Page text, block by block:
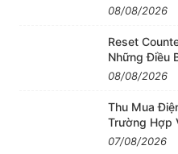
2. Bảo hành và đổi
chính hãng
Sản phẩm được bảo
Dùng thử MIỄN PHÍ
Đổi trả hoàn toàn miễn
08/08/2026
Reset
Những Điều
Hiện
08/08/2026
Thu Mua
Trường Hợp
Mua
07/08/2026